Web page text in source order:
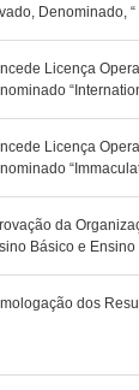
Denominado,
Licença
Licença
da
Básico e
dos